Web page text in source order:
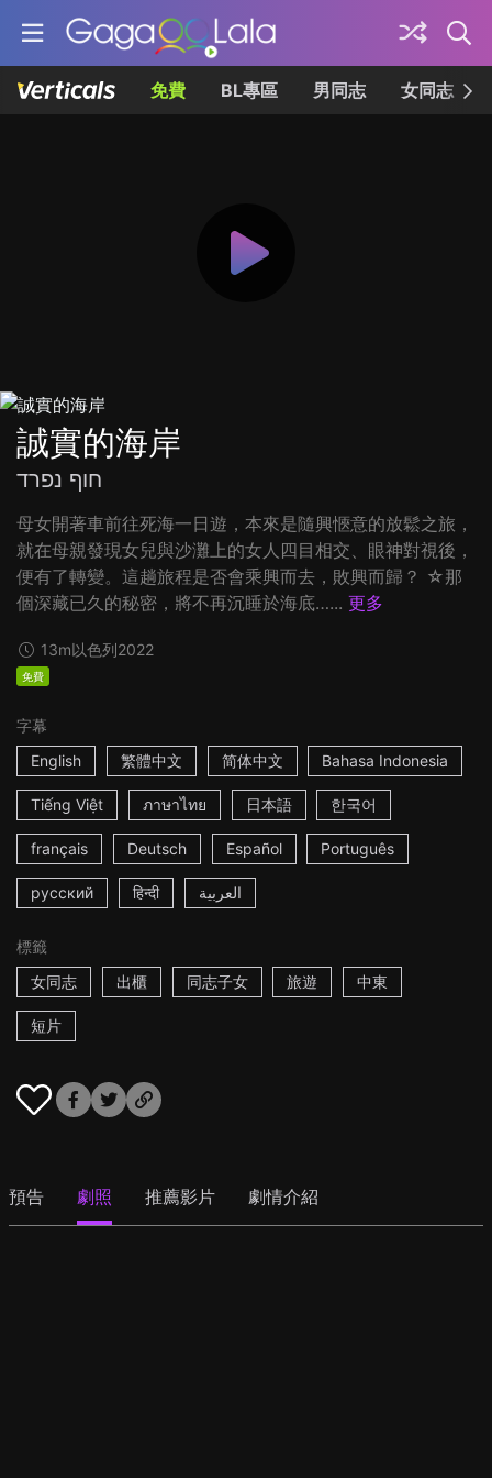
免費 BL專區 男同志 女同志
誠實的海岸
חוף נפרד
母女開著車前往死海一日遊，本來是隨興愜意的放鬆之旅，
就在母親發現女兒與沙灘上的女人四目相交、眼神對視後，
便有了轉變。這趟旅程是否會乘興而去，敗興而歸？ ☆那
個深藏已久的秘密，將不再沉睡於海底…... 更多
13m以色列2022
免費
字幕
English
繁體中文 简体中文 Bahasa Indonesia
Tiếng Việt ภาษาไทย 日本語 한국어
français Deutsch Español Português
русский हिन्दी العربية
標籤
女同志
出櫃 同志子女 旅遊 中東
短片
預告 劇照 推薦影片 劇情介紹